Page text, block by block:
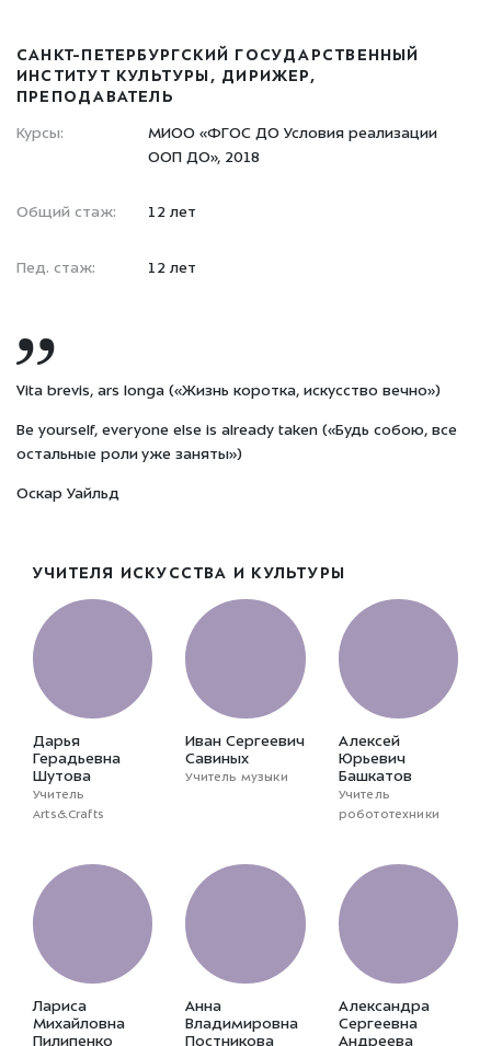
САНКТ-ПЕТЕРБУРГСКИЙ ГОСУДАРСТВЕННЫЙ
ИНСТИТУТ КУЛЬТУРЫ, ДИРИЖЕР,
ПРЕПОДАВАТЕЛЬ
Курсы:
МИОО «ФГОС ДО Условия реализации
ООП ДО», 2018
Общий стаж: 12 лет
Пед. стаж: 12 лет
Vita brevis, ars longa («Жизнь коротка, искусство вечно»)
Be yourself, everyone else is already taken («Будь собою, все
остальные роли уже заняты»)
Оскар Уайльд
УЧИТЕЛЯ ИСКУССТВА И КУЛЬТУРЫ
Дарья
Герадьевна
Шутова
Учитель
Arts&Crafts
Иван Сергеевич
Савиных
Учитель музыки
Алексей
Юрьевич
Башкатов
Учитель
робототехники
Лариса
Михайловна
Пилипенко
Анна
Владимировна
Постникова
Александра
Сергеевна
Андреева